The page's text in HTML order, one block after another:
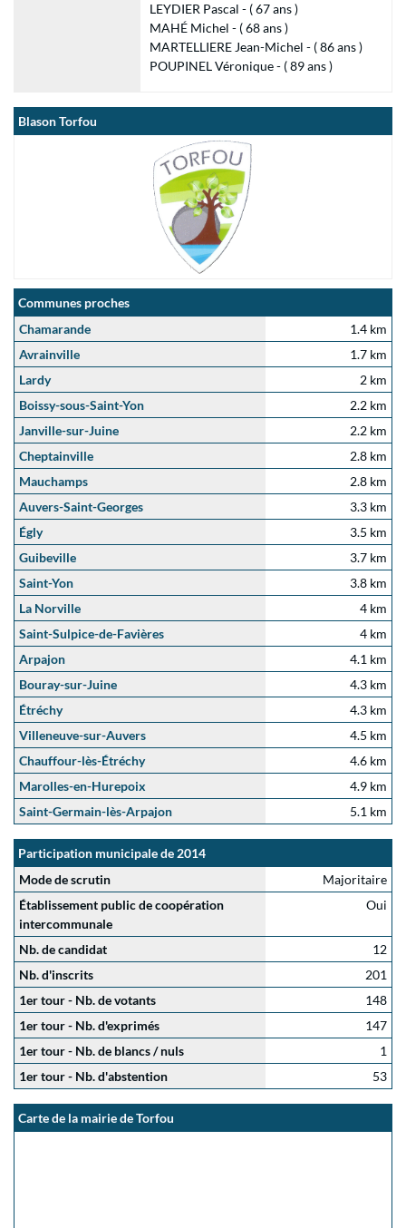
LEYDIER Pascal - ( 67 ans )
MAHÉ Michel - ( 68 ans )
MARTELLIERE Jean-Michel - ( 86 ans )
POUPINEL Véronique - ( 89 ans )
Blason Torfou
Communes proches
Chamarande
1.4 km
Avrainville
1.7 km
Lardy
2 km
Boissy-sous-Saint-Yon
2.2 km
Janville-sur-Juine
2.2 km
Cheptainville
2.8 km
Mauchamps
2.8 km
Auvers-Saint-Georges
3.3 km
Égly
3.5 km
Guibeville
3.7 km
Saint-Yon
3.8 km
La Norville
4 km
Saint-Sulpice-de-Favières
4 km
Arpajon
4.1 km
Bouray-sur-Juine
4.3 km
Étréchy
4.3 km
Villeneuve-sur-Auvers
4.5 km
Chauffour-lès-Étréchy
4.6 km
Marolles-en-Hurepoix
4.9 km
Saint-Germain-lès-Arpajon
5.1 km
Participation municipale de 2014
Mode de scrutin
Majoritaire
Établissement public de coopération
intercommunale
Oui
Nb. de candidat
12
Nb. d'inscrits
201
1er tour - Nb. de votants
148
1er tour - Nb. d'exprimés
147
1er tour - Nb. de blancs / nuls
1
1er tour - Nb. d'abstention
53
Carte de la mairie de Torfou